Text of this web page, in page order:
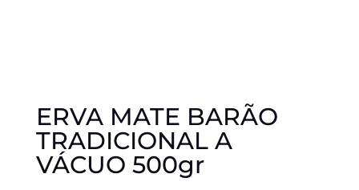
ERVA MATE BARÃO
TRADICIONAL A
VÁCUO 500gr